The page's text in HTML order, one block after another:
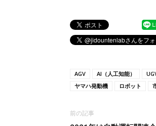
AGV AI（人工知能）
ヤマハ発動機
ロボット
前の記事